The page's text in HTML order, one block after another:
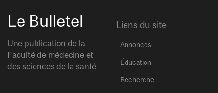
Le Bulletel
Une publication de la
Faculté de médecine et
des sciences de la santé
Liens du site
Annonces
Éducation
Recherche